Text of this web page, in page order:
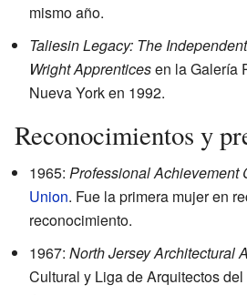
mismo año.
Taliesin Legacy: The
Wright Apprenticesen la Galería
Nueva York en 1992.
Reconocimientos y
1965: Professional Achievement
Union. Fue la primera mujer en
reconocimiento.
1967: North Jersey Architectural
Cultural y Liga de Arquitectos